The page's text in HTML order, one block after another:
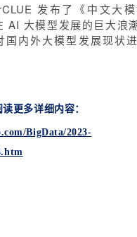
发布了《中文大
AI 大模型发展的巨大浪
国内外大模型发展现状
更多详细内容：
BigData/2023-